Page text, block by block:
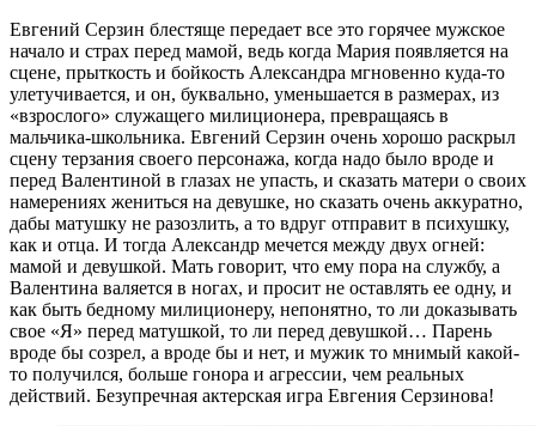
Евгений Серзин блестяще передает все это горячее мужское
начало и страх перед мамой, ведь когда Мария появляется на
сцене, прыткость и бойкость Александра мгновенно куда-то
улетучивается, и он, буквально, уменьшается в размерах, из
«взрослого» служащего милиционера, превращаясь в
мальчика-школьника. Евгений Серзин очень хорошо раскрыл
сцену терзания своего персонажа, когда надо было вроде и
перед Валентиной в глазах не упасть, и сказать матери о своих
намерениях жениться на девушке, но сказать очень аккуратно,
дабы матушку не разозлить, а то вдруг отправит в психушку,
как и отца. И тогда Александр мечется между двух огней:
мамой и девушкой. Мать говорит, что ему пора на службу, а
Валентина валяется в ногах, и просит не оставлять ее одну, и
как быть бедному милиционеру, непонятно, то ли доказывать
свое «Я» перед матушкой, то ли перед девушкой… Парень
вроде бы созрел, а вроде бы и нет, и мужик то мнимый какой-
то получился, больше гонора и агрессии, чем реальных
действий. Безупречная актерская игра Евгения Серзинова!